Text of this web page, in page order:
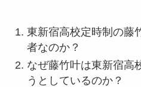
東新宿高校定時制の藤
者なのか？
なぜ藤竹叶は東新宿高
うとしているのか？